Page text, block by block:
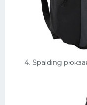
4. Spalding